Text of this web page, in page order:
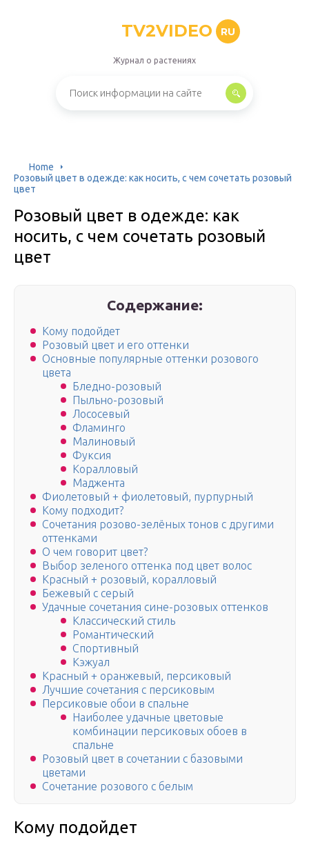
TV2VIDEO RU
Журнал о растениях
Home
Розовый цвет в одежде: как носить, с чем сочетать розовый
цвет
Розовый цвет в одежде: как
носить, с чем сочетать розовый
цвет
Содержание:
Кому подойдет
Розовый цвет и его оттенки
Основные популярные оттенки розового
цвета
Бледно-розовый
Пыльно-розовый
Лососевый
Фламинго
Малиновый
Фуксия
Коралловый
Маджента
Фиолетовый + фиолетовый, пурпурный
Кому подходит?
Сочетания розово-зелёных тонов с другими
оттенками
О чем говорит цвет?
Выбор зеленого оттенка под цвет волос
Красный + розовый, коралловый
Бежевый с серый
Удачные сочетания сине-розовых оттенков
Классический стиль
Романтический
Спортивный
Кэжуал
Красный + оранжевый, персиковый
Лучшие сочетания с персиковым
Персиковые обои в спальне
Наиболее удачные цветовые
комбинации персиковых обоев в
спальне
Розовый цвет в сочетании с базовыми
цветами
Сочетание розового с белым
Кому подойдет